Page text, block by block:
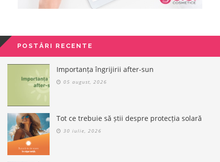
POSTĂRI RECENTE
Importanța îngrijirii after-sun
05 august, 2026
Tot ce trebuie să știi despre protecția solară
30 iulie, 2026